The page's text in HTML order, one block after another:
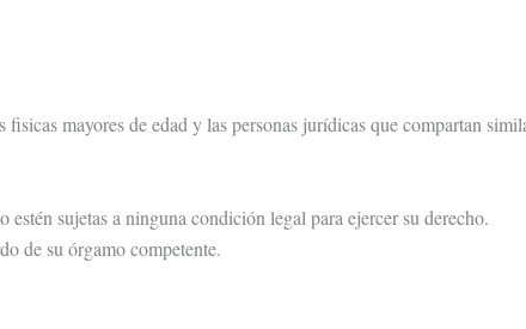
mayores de edad y las personas jurídicas que compartan
sujetas a ninguna condición legal para ejercer su derecho.
de su órgamo competente.